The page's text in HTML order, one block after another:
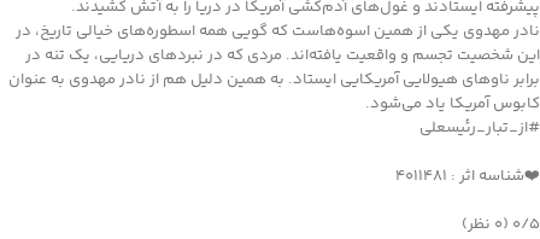
پیشرفته‌ ایستادند و غول‌های آدم‌کشی آمریکا در دریا را به آتش کشیدند.
نادر مهدوی یکی از همین اسوه‌هاست که گویی همه اسطوره‌های خیالی تاریخ، در
این شخصیت تجسم و واقعیت یافته‌اند. مردی که در نبردهای دریایی، یک تنه در
برابر ناوهای هیولایی آمریکایی ایستاد. به همین دلیل هم از نادر مهدوی به عنوان
کابوس آمریکا یاد می‌شود.
#از_تبار_رئیسعلی
❤️شناسه اثر : ۴۰۱۱۴۸۱
‫۰/۵ ‫(۰ نظر)